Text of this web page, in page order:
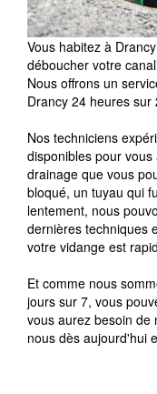
Vous habitez à
déboucher votre
Nous offrons un
Drancy 24 heures
Nos techniciens
disponibles pour
drainage que vous
bloqué, un tuyau qui
lentement, nous
dernières techniques
votre vidange est
Et comme nous
jours sur 7, vous
vous aurez besoin de
nous dès aujourd'hui